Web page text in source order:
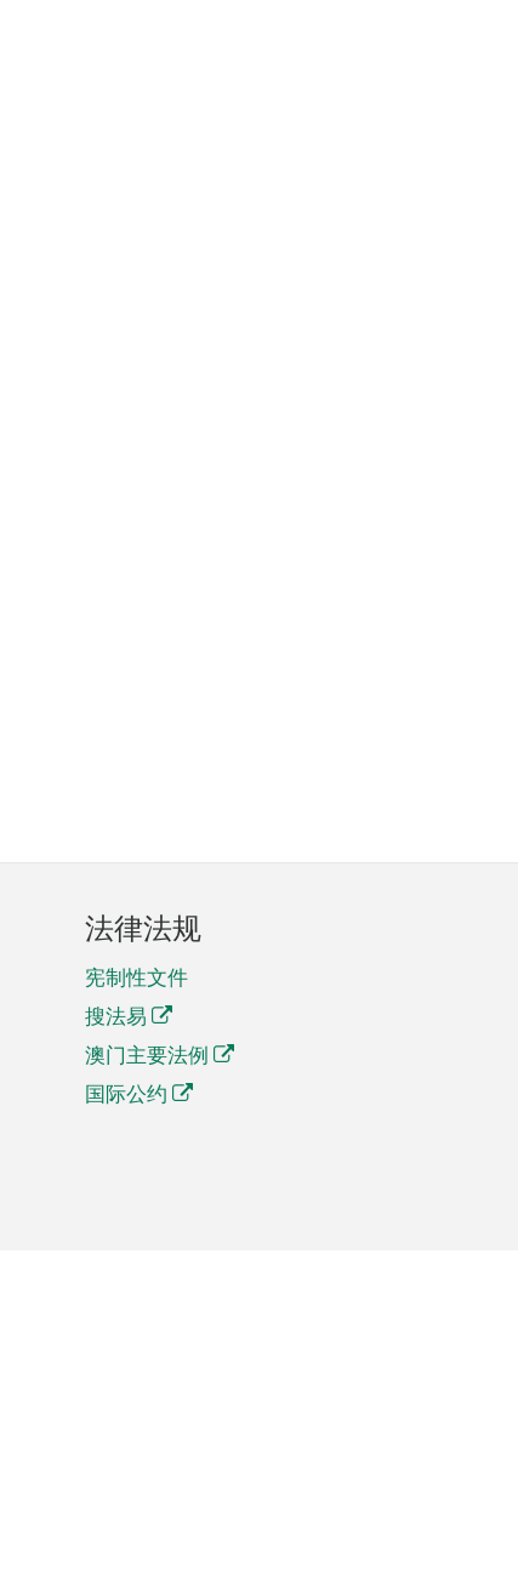
法律法规
宪制性文件
搜法易
澳门主要法例
国际公约